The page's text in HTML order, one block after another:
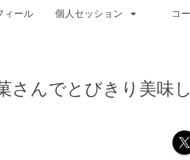
ィール 個人セッション コ
さんでとびきり美味